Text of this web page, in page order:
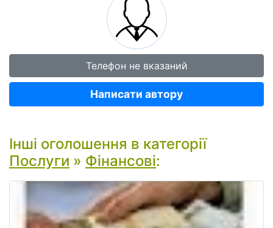
Телефон не вказаний
Написати автору
Інші оголошення в категорії
Послуги » Фінансові: